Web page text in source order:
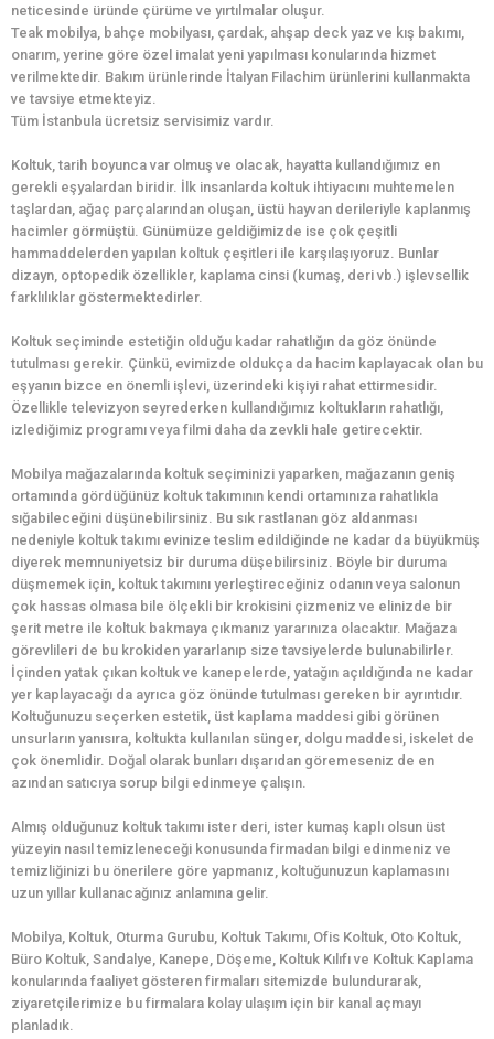
neticesinde üründe çürüme ve yırtılmalar oluşur.
Teak mobilya, bahçe mobilyası, çardak, ahşap deck yaz ve kış bakımı,
onarım, yerine göre özel imalat yeni yapılması konularında hizmet
verilmektedir. Bakım ürünlerinde İtalyan Filachim ürünlerini kullanmakta
ve tavsiye etmekteyiz.
Tüm İstanbula ücretsiz servisimiz vardır.
Koltuk, tarih boyunca var olmuş ve olacak, hayatta kullandığımız en
gerekli eşyalardan biridir. İlk insanlarda koltuk ihtiyacını muhtemelen
taşlardan, ağaç parçalarından oluşan, üstü hayvan derileriyle kaplanmış
hacimler görmüştü. Günümüze geldiğimizde ise çok çeşitli
hammaddelerden yapılan koltuk çeşitleri ile karşılaşıyoruz. Bunlar
dizayn, optopedik özellikler, kaplama cinsi (kumaş, deri vb.) işlevsellik
farklılıklar göstermektedirler.
Koltuk seçiminde estetiğin olduğu kadar rahatlığın da göz önünde
tutulması gerekir. Çünkü, evimizde oldukça da hacim kaplayacak olan bu
eşyanın bizce en önemli işlevi, üzerindeki kişiyi rahat ettirmesidir.
Özellikle televizyon seyrederken kullandığımız koltukların rahatlığı,
izlediğimiz programı veya filmi daha da zevkli hale getirecektir.
Mobilya mağazalarında koltuk seçiminizi yaparken, mağazanın geniş
ortamında gördüğünüz koltuk takımının kendi ortamınıza rahatlıkla
sığabileceğini düşünebilirsiniz. Bu sık rastlanan göz aldanması
nedeniyle koltuk takımı evinize teslim edildiğinde ne kadar da büyükmüş
diyerek memnuniyetsiz bir duruma düşebilirsiniz. Böyle bir duruma
düşmemek için, koltuk takımını yerleştireceğiniz odanın veya salonun
çok hassas olmasa bile ölçekli bir krokisini çizmeniz ve elinizde bir
şerit metre ile koltuk bakmaya çıkmanız yararınıza olacaktır. Mağaza
görevlileri de bu krokiden yararlanıp size tavsiyelerde bulunabilirler.
İçinden yatak çıkan koltuk ve kanepelerde, yatağın açıldığında ne kadar
yer kaplayacağı da ayrıca göz önünde tutulması gereken bir ayrıntıdır.
Koltuğunuzu seçerken estetik, üst kaplama maddesi gibi görünen
unsurların yanısıra, koltukta kullanılan sünger, dolgu maddesi, iskelet de
çok önemlidir. Doğal olarak bunları dışarıdan göremeseniz de en
azından satıcıya sorup bilgi edinmeye çalışın.
Almış olduğunuz koltuk takımı ister deri, ister kumaş kaplı olsun üst
yüzeyin nasıl temizleneceği konusunda firmadan bilgi edinmeniz ve
temizliğinizi bu önerilere göre yapmanız, koltuğunuzun kaplamasını
uzun yıllar kullanacağınız anlamına gelir.
Mobilya, Koltuk, Oturma Gurubu, Koltuk Takımı, Ofis Koltuk, Oto Koltuk,
Büro Koltuk, Sandalye, Kanepe, Döşeme, Koltuk Kılıfı ve Koltuk Kaplama
konularında faaliyet gösteren firmaları sitemizde bulundurarak,
ziyaretçilerimize bu firmalara kolay ulaşım için bir kanal açmayı
planladık.